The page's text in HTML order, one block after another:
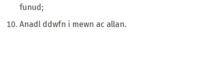
funud;
Anadl ddwfn i mewn ac allan.